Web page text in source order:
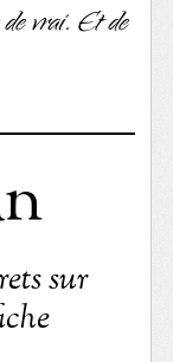
vrai. Et de
sur